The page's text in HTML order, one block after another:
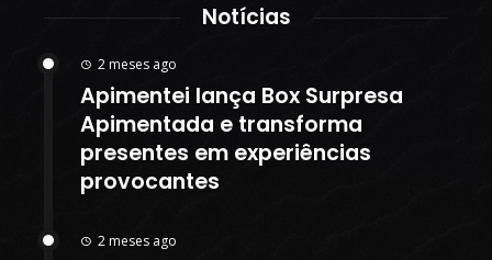
Notícias
2 meses ago
Apimentei lança Box Surpresa
Apimentada e transforma
presentes em experiências
provocantes
2 meses ago